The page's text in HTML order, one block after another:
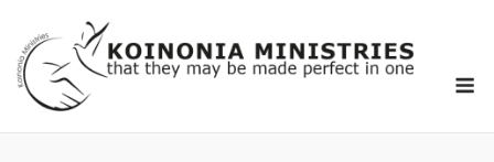
naar
de
inhoud